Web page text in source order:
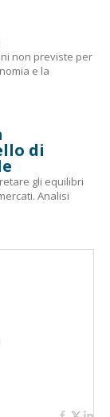
non previste per
e la
di
gli equilibri
Analisi